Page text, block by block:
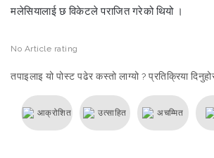
मलेसियालाई छ विकेटले पराजित गरेको थियो ।
No Article rating
तपाइलाइ यो पोस्ट पढेर कस्तो लाग्यो ? प्रतिक्रिया
आक्रोशित उत्साहित अचम्मित